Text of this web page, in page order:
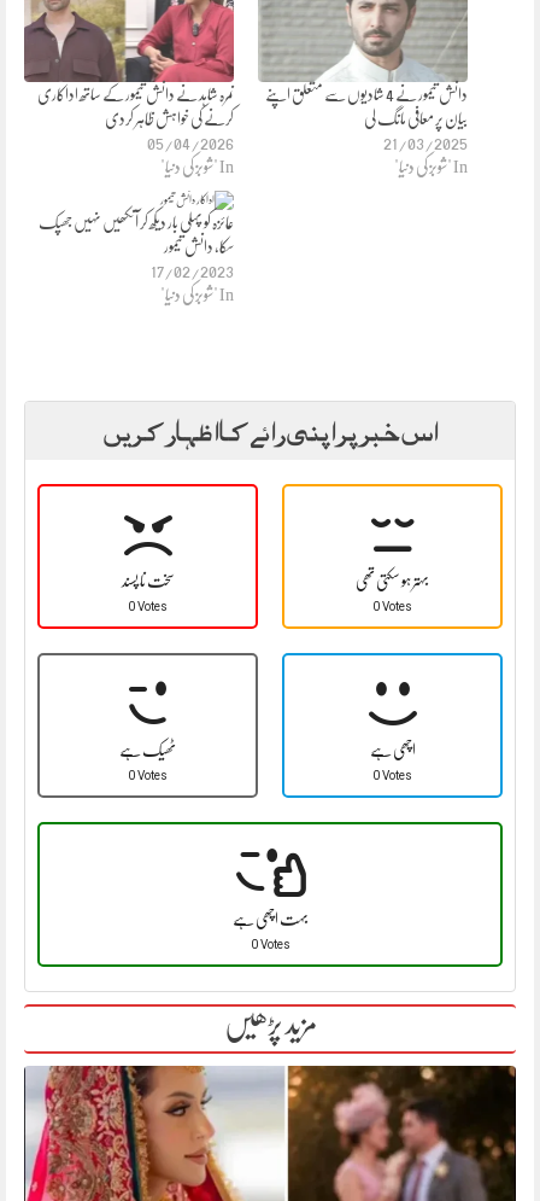
نمرہ شاہد نے دانش تیمور کے ساتھ اداکاری
کرنے کی خواہش ظاہر کردی
05/04/2026
In "شوبز کی دنیا"
دانش تیمور نے 4 شادیوں سے متعلق اپنے
بیان پر معافی مانگ لی
21/03/2025
In "شوبز کی دنیا"
عائزہ کو پہلی بار دیکھ کر آنکھیں نہیں جھپک
سکا، دانش تیمور
17/02/2023
In "شوبز کی دنیا"
اس خبر پر اپنی رائے کا اظہار کریں
سخت نا پسند
0 Votes
بہتر ہو سکتی تھی
0 Votes
ٹھیک ہے
0 Votes
اچھی ہے
0 Votes
بہت اچھی ہے
0 Votes
مزید پڑھیں